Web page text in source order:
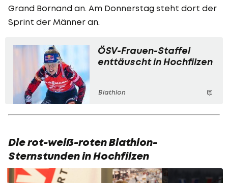
Grand Bornand an. Am Donnerstag steht dort der
Sprint der Männer an.
ÖSV-Frauen-Staffel
enttäuscht in Hochfilzen
Biathlon
Die rot-weiß-roten Biathlon-
Sternstunden in Hochfilzen